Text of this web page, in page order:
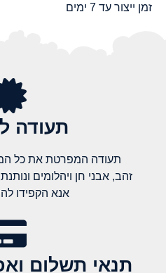
זמן ייצור עד 7 ימים
תעודה
תעודה המפרטת את כל
זהב, אבני חן ויהלומים
אנא הקפידו
תנאי תשלום